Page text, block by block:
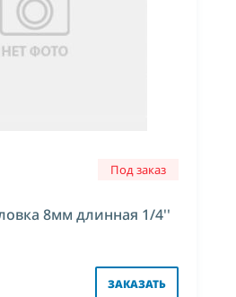
Под заказ
8мм длинная 1/4''
ЗАКАЗАТЬ